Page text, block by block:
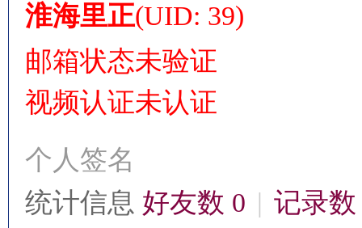
淮海里正(UID: 39)
邮箱状态未验证
视频认证未认证
个人签名
统计信息 好友数 0 | 记录数